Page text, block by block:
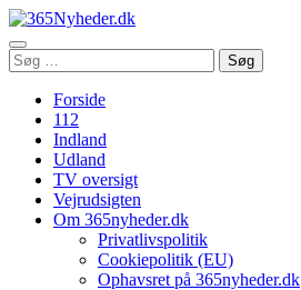
Åbn
menu
Søg
efter:
Søg
Forside
112
Indland
Udland
TV oversigt
Vejrudsigten
Om 365nyheder.dk
Privatlivspolitik
Cookiepolitik (EU)
Ophavsret på 365nyheder.dk